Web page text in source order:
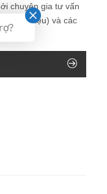
chuyên gia tư vấn
(
giới thiệu) và các
sự.